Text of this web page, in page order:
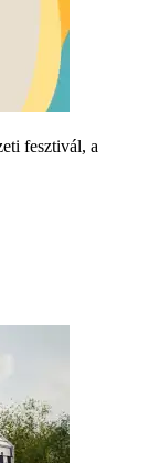
fesztivál, a